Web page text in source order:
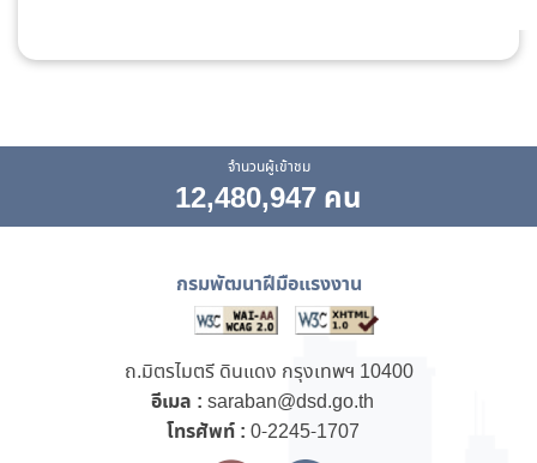
จำนวนผู้เข้าชม
12,480,947 คน
กรมพัฒนาฝีมือแรงงาน
ถ.มิตรไมตรี ดินแดง กรุงเทพฯ 10400
อีเมล : saraban@dsd.go.th
โทรศัพท์ : 0-2245-1707